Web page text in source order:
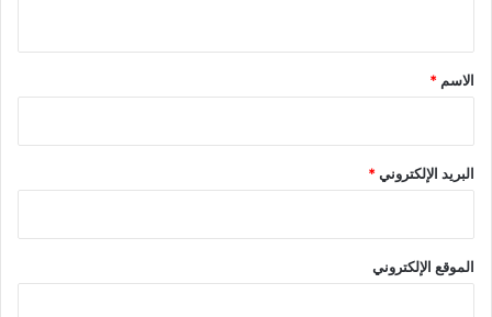
*
الاسم *
البريد الإلكتروني*
الموقع الإلكتروني